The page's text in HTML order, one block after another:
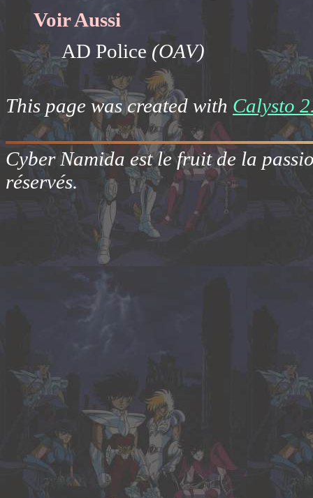
Voir Aussi
AD Police (OAV)
This page was created with Calysto
Cyber Namida est le fruit de la
réservés.